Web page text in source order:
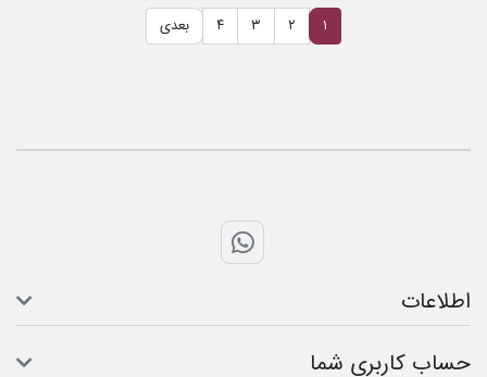
۱ ۲ ۳ ۴ بعدی
تماس با واتس اپ
اطلاعات
حساب کاربری شما